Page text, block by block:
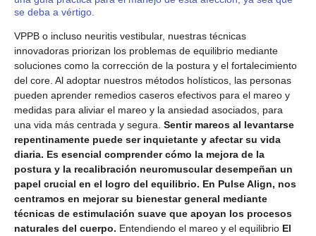
se deba a vértigo.
VPPB o incluso neuritis vestibular, nuestras técnicas
innovadoras priorizan los problemas de equilibrio mediante
soluciones como la corrección de la postura y el fortalecimiento
del core. Al adoptar nuestros métodos holísticos, las personas
pueden aprender remedios caseros efectivos para el mareo y
medidas para aliviar el mareo y la ansiedad asociados, para
una vida más centrada y segura. Sentir mareos al levantarse
repentinamente puede ser inquietante y afectar su vida
diaria. Es esencial comprender cómo la mejora de la
postura y la recalibración neuromuscular desempeñan un
papel crucial en el logro del equilibrio. En Pulse Align, nos
centramos en mejorar su bienestar general mediante
técnicas de estimulación suave que apoyan los procesos
naturales del cuerpo. Entendiendo el mareo y el equilibrio El